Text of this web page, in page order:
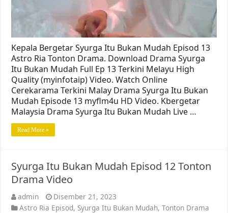
Kepala Bergetar Syurga Itu Bukan Mudah Episod 13
Astro Ria Tonton Drama. Download Drama Syurga
Itu Bukan Mudah Full Ep 13 Terkini Melayu High
Quality (myinfotaip) Video. Watch Online
Cerekarama Terkini Malay Drama Syurga Itu Bukan
Mudah Episode 13 myflm4u HD Video. Kbergetar
Malaysia Drama Syurga Itu Bukan Mudah Live …
Read More »
Syurga Itu Bukan Mudah Episod 12 Tonton
Drama Video
admin
Disember 21, 2023
Astro Ria Episod, Syurga Itu Bukan Mudah,Tonton Drama